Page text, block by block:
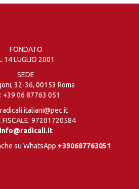
FONDATO
14 LUGLIO 2001
SEDE
32-36, 00153 Roma
+39 06 87763 051
radicali.italiani@pec.it
FISCALE: 97201720584
info@radicali.it
su WhatsApp +390687763051